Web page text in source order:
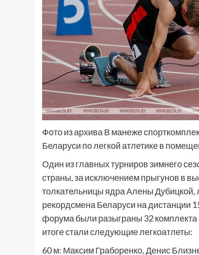
Фото из архива В манеже
Беларуси по легкой атлетике в
Один из главных турниров зимнего
страны, за исключением прыгунов в
толкательницы ядра Алены Дубицкой,
рекордсмена Беларуси на дистанции
форума были разыграны 32
итоге стали следующие легкоатлеты:
60 м: Максим Граборенко, Денис